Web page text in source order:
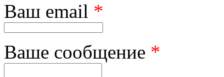
Ваш email *
Ваше сообщение *